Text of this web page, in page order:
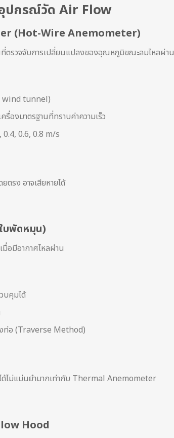
ปกรณ์วัด Air Flow
(Hot-Wire Anemometer)
ตรวจจับการเปลี่ยนแปลงของอุณหภูมิขณะลมไหลผ่าน
wind tunnel)
รื่องมาตรฐานที่ทราบค่าความเร็ว
0.4, 0.6, 0.8 m/s
ตรง อาจเสียหายได้
พัดหมุน)
มื่อมีอากาศไหลผ่าน
บคุมได้
ท่อ (Traverse Method)
ได้ไม่แม่นยำมากเท่ากับ Thermal Anemometer
Hood